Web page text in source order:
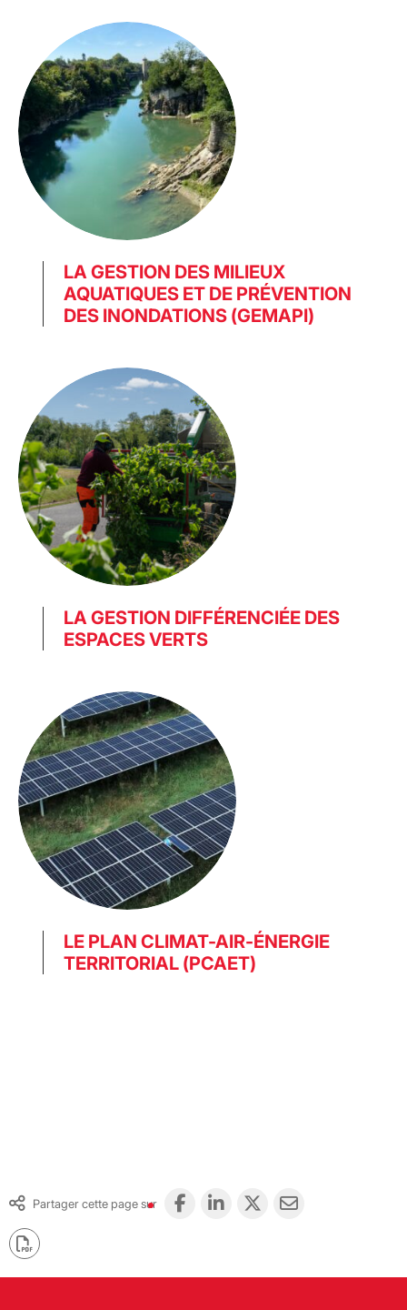
LA GESTION DES MILIEUX
AQUATIQUES ET DE PRÉVENTION
DES INONDATIONS (GEMAPI)
LA GESTION DIFFÉRENCIÉE DES
ESPACES VERTS
LE PLAN CLIMAT-AIR-ÉNERGIE
TERRITORIAL (PCAET)
Partager cette page sur